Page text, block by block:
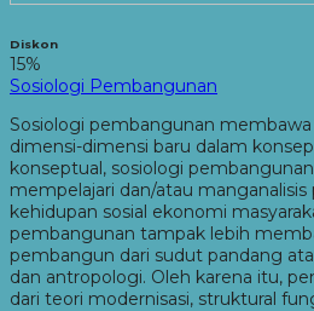
Diskon
15%
Sosiologi Pembangunan
Sosiologi pembangunan
dimensi-dimensi baru dalam
konseptual, sosiologi
mempelajari dan/atau
kehidupan sosial ekonomi
pembangunan tampak lebih
pembangun dari sudut pandang
dan antropologi. Oleh karena itu,
dari teori modernisasi, struktural